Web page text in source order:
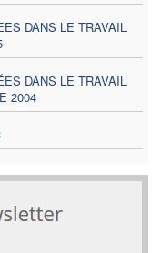
DANS LE TRAVAIL
DANS LE TRAVAIL
2004